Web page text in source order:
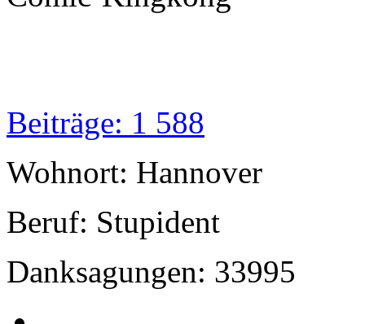
Beiträge: 1 588
Wohnort: Hannover
Beruf: Stupident
Danksagungen: 33995